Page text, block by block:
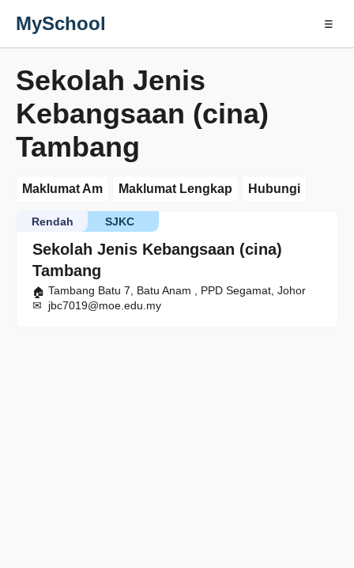
MySchool ☰
Sekolah Jenis
Kebangsaan (cina)
Tambang
Maklumat Am Maklumat Lengkap Hubungi
Sekolah Jenis Kebangsaan (cina)
Tambang
SJKC
Rendah
Tambang Batu 7, Batu Anam , PPD Segamat, Johor
jbc7019@moe.edu.my